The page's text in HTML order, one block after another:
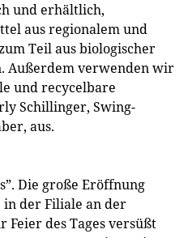
und erhältlich,
aus regionalem und
Teil aus biologischer
Außerdem verwenden wir
und recycelbare
Schillinger, Swing-
aus.
Die große Eröffnung
in der Filiale an der
Feier des Tages versüßt